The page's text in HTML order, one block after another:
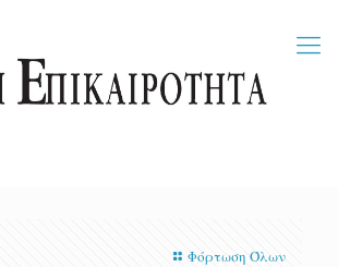
Φόρτωση Όλων